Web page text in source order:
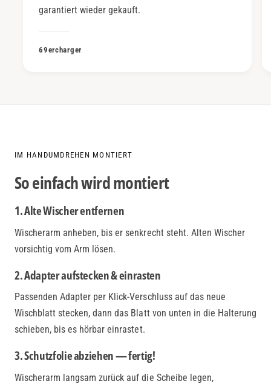
garantiert wieder gekauft.
69ercharger
IM HANDUMDREHEN MONTIERT
So einfach wird montiert
1. Alte Wischer entfernen
Wischerarm anheben, bis er senkrecht steht. Alten Wischer
vorsichtig vom Arm lösen.
2. Adapter aufstecken & einrasten
Passenden Adapter per Klick-Verschluss auf das neue
Wischblatt stecken, dann das Blatt von unten in die Halterung
schieben, bis es hörbar einrastet.
3. Schutzfolie abziehen — fertig!
Wischerarm langsam zurück auf die Scheibe legen,